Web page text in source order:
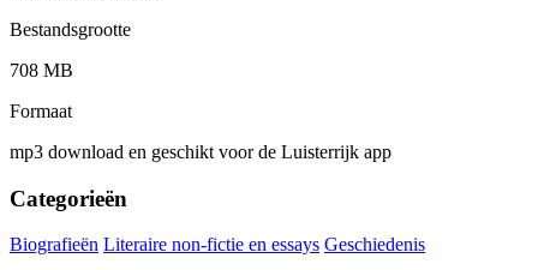
Bestandsgrootte
708 MB
Formaat
mp3 download en geschikt voor de Luisterrijk app
Categorieën
Biografieën Literaire non-fictie en essays Geschiedenis